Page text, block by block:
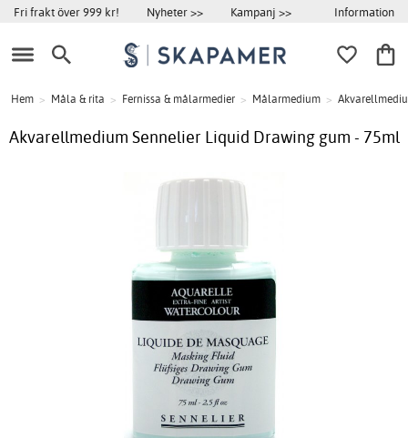
Fri frakt över 999 kr! Nyheter >> Kampanj >> Information
Hem > Måla & rita > Fernissa & målarmedier > Målarmedium >
Akvarellmedium Sennelier Liquid Drawing gum - 75ml